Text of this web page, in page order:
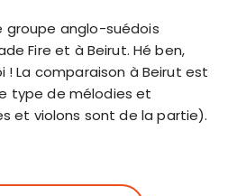
groupe anglo-suédois
Fire et à Beirut. Hé ben,
! La comparaison à Beirut est
type de mélodies et
et violons sont de la partie).